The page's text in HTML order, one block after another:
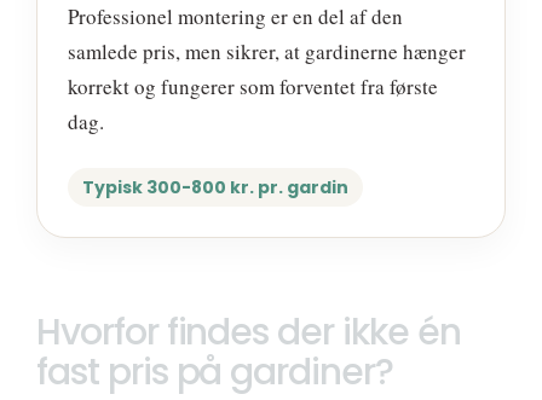
Professionel montering er en del af den
samlede pris, men sikrer, at gardinerne hænger
korrekt og fungerer som forventet fra første
dag.
Typisk 300-800 kr. pr. gardin
Hvorfor findes der ikke én
fast pris på gardiner?